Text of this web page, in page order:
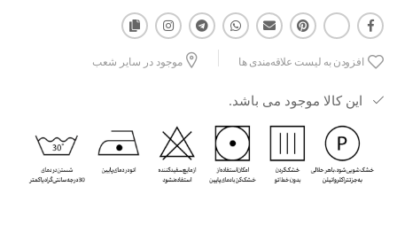
ویژگی پارچه: سبک، تنفس‌پذیر، نرم و مناسب برای فعالیت‌های پرتحرک
طراحی: رکابی و شلوارک با آزادی حرکت بالا
مناسب برای: بسکتبال، تمرینات باشگاهی، فیتنس و فعالیت‌های ورزشی
مزیت: کمک به گردش هوا، کاهش احساس گرما و تعریق، راحتی بالا و
آزادی حرکت در طول تمرین و مسابقه
افزودن به لیست علاقه‌مندی ها موجود در سایر شعب
این کالا موجود می باشد.